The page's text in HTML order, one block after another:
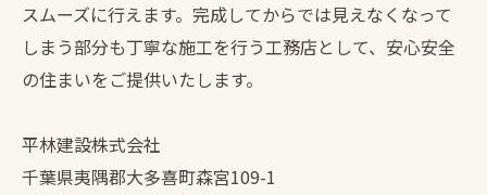
スムーズに行えます。完成してからでは見えなくなって
しまう部分も丁寧な施工を行う工務店として、安心安全
の住まいをご提供いたします。
平林建設株式会社
千葉県夷隅郡大多喜町森宮109-1